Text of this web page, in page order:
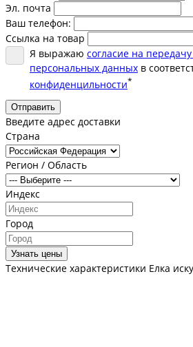
Эл. почта
Ваш телефон:
Ссылка на товар
Я выражаю согласие на
персональных данных в
конфиденцильности*
Отправить
Введите адрес доставки
Страна
Регион / Область
Индекс
Город
Узнать цены
Технические характеристики Елка